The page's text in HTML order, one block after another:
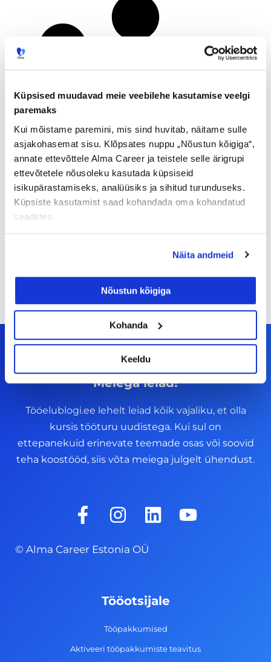
Küpsised muudavad meie veebilehe kasutamise veelgi
paremaks
Kui mõistame paremini, mis sind huvitab, näitame sulle
asjakohasemat sisu. Klõpsates nuppu „Nõustun kõigiga“,
annate ettevõttele Alma Career ja teistele selle ärigrupi
ettevõtetele nõusoleku kasutada küpsiseid
isikupärastamiseks, analüüsiks ja sihitud turunduseks.
Küpsiste kasutamist saad kohandada oma kohandatud
seadetes.
Näita andmeid
Nõustun kõigiga
Kohanda
Keeldu
Meiega leiad!
Tööelublogi.ee lehelt leiad kõik vajaliku, et olla
kursis tööturu uudistega. Kui sul on
ettepanekuid erinevate teemade osas või soovid
teha koostööd, siis võta meiega julgelt ühendust.
F
a
e
-
I
n
s
t
g
a
m
L
i
d
n
Y
o
© Alma Career Estonia OÜ
Tööotsijale
Tööpakkumised
Aktiveeri tööpakkumiste teavitus